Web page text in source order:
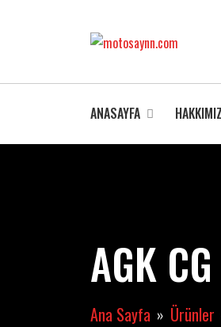
ANASAYFA
AGK
Ana Sayfa Ürünler